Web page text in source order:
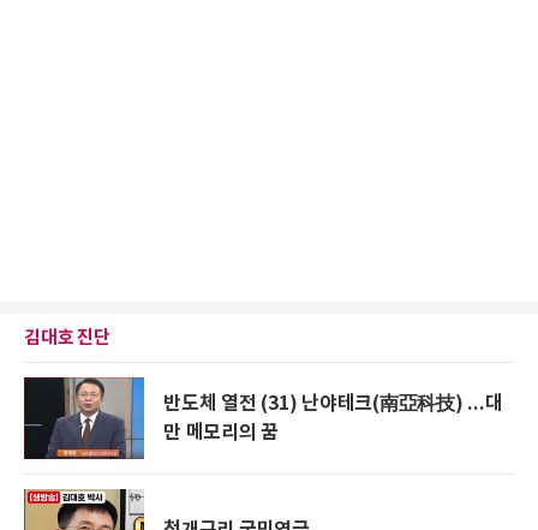
김대호 진단
반도체 열전 (31) 난야테크(南亞科技) ...대
만 메모리의 꿈